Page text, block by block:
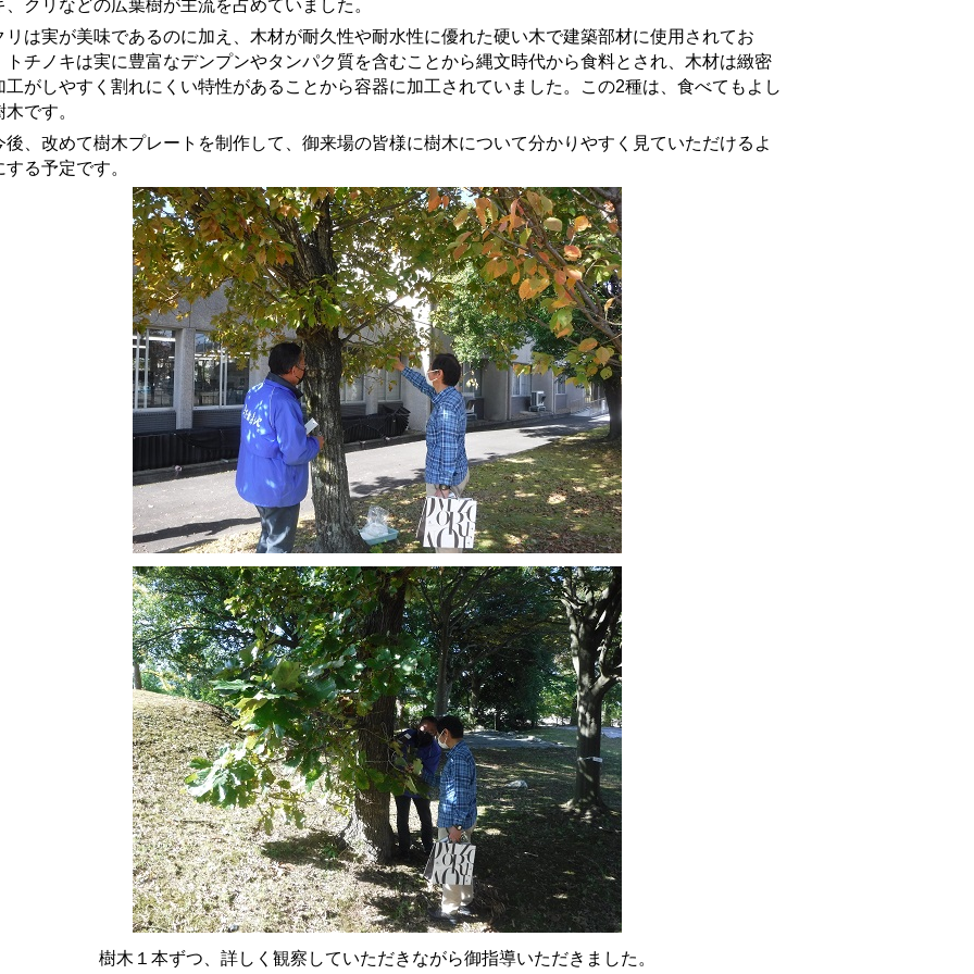
、クリなどの広葉樹が主流を占めていました。
は実が美味であるのに加え、木材が耐久性や耐水性に優れた硬い木で建築部材に使用されてお
トチノキは実に豊富なデンプンやタンパク質を含むことから縄文時代から食料とされ、木材は緻密
工がしやすく割れにくい特性があることから容器に加工されていました。この2種は、食べてもよし
です。
、改めて樹木プレートを制作して、御来場の皆様に樹木について分かりやすく見ていただけるよ
する予定です。
樹木１本ずつ、詳しく観察していただきながら御指導いただきました。